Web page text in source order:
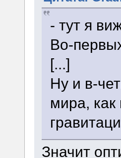
- тут я
Во-
[...]
Ну и в-
мира, как
Значит